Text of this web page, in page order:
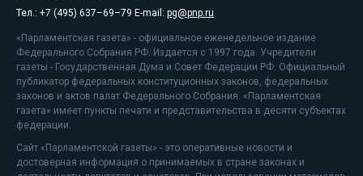
Тел.: +7 (495) 637–69–79 E-mail: pg@pnp.ru
«Парламентская газета» - официальное еженедельное издание
Федерального Собрания РФ. Издается с 1997 года. Учредители
газеты - Государственная Дума и Совет Федерации РФ. Официальный
публикатор федеральных конституционных законов, федеральных
законов и актов палат Федерального Собрания. «Парламентская
газета» имеет пункты печати и представительства в десяти субъектах
федерации.
Сайт «Парламентской газеты» - это оперативные новости и
достоверная информация о принимаемых в стране законах и